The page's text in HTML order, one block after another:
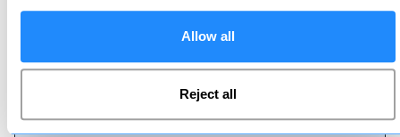
Allow all
Reject all